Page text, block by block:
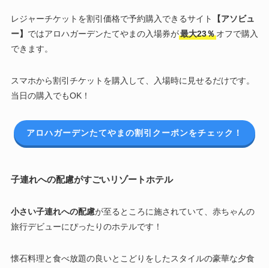
レジャーチケットを割引価格で予約購入できるサイト
【アソビュ
ー】 ではアロハガーデンたてやまの入場券が最大23％オフで購入
できます。
スマホから割引チケットを購入して、入場時に見せるだけです。
当日の購入でもOK！
アロハガーデンたてやまの割引クーポンをチェック！
子連れへの配慮がすごいリゾートホテル
小さい子連れへの配慮が至るところに施されていて、赤ちゃんの
旅行デビューにぴったりのホテルです！
懐石料理と食べ放題の良いとこどりをしたスタイルの豪華な夕食